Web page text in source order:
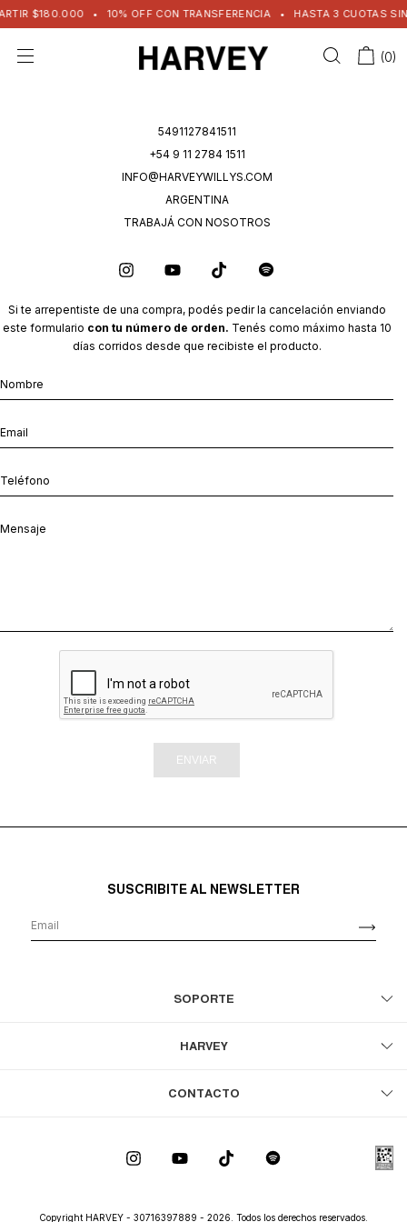
• 10% OFF CON TRANSFERENCIA • HASTA 3 CUOTAS SIN
(0)
5491127841511
+54 9 11 2784 1511
INFO@HARVEYWILLYS.COM
ARGENTINA
TRABAJÁ CON NOSOTROS
Si te arrepentiste de una compra, podés pedir la cancelación enviando
este formulario con tu número de orden. Tenés como máximo hasta 10
días corridos desde que recibiste el producto.
ENVIAR
SUSCRIBITE AL NEWSLETTER
SOPORTE
HARVEY
CONTACTO
Copyright HARVEY - 30716397889 - 2026. Todos los derechos reservados.